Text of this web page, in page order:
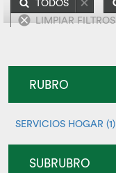
TODOS
LIMPIAR FILTROS
RUBRO
SERVICIOS HOGAR (1)
SUBRUBRO